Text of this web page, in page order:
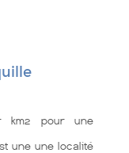
km2 pour une
une une localité